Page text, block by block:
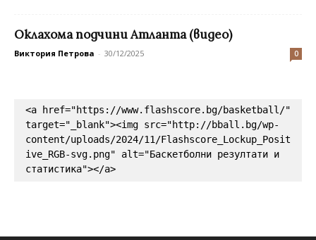
Оклахома подчини Атланта (видео)
Виктория Петрова - 30/12/2025 0
<a href="https://www.flashscore.bg/basketball/"
target="_blank"><img src="http://bball.bg/wp-
content/uploads/2024/11/Flashscore_Lockup_Posit
ive_RGB-svg.png" alt="Баскетболни резултати и
статистика"></a>